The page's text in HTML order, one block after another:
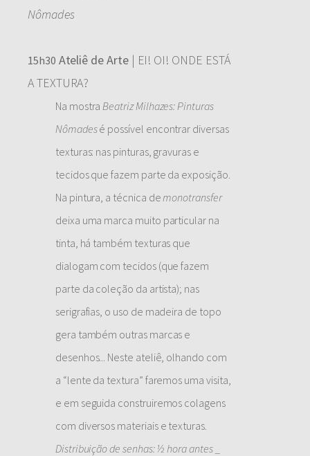
Nômades
15h30 Ateliê de Arte| EI! OI! ONDE ESTÁ
A TEXTURA?
Na mostraBeatriz Milhazes: Pinturas
Nômadesé possível encontrar diversas
texturas: nas pinturas, gravuras e
tecidos que fazem parte da exposição.
Na pintura, a técnica demonotransfer
deixa uma marca muito particular na
tinta, há também texturas que
dialogam com tecidos (que fazem
parte da coleção da artista); nas
serigrafias, o uso de madeira de topo
gera também outras marcas e
desenhos... Neste ateliê, olhando com
a “lente da textura” faremos uma visita,
e em seguida construiremos colagens
com diversos materiais e texturas.
Distribuição de senhas: ½ hora antes _